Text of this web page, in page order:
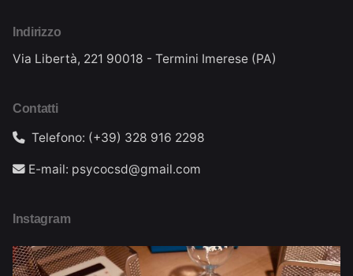
Indirizzo
Via Libertà, 221 90018 - Termini Imerese (PA)
Contatti
Telefono: (+39) 328 916 2298
E-mail: psycocsd@gmail.com
Instagram